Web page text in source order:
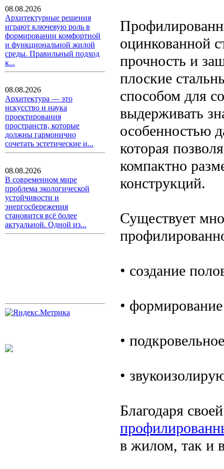
08.08.2026
Архитектурные решения
играют ключевую роль в
формировании комфортной
и функциональной жилой
среды. Правильный подход
к...
08.08.2026
Архитектура — это
искусство и наука
проектирования
пространств, которые
должны гармонично
сочетать эстетические и...
08.08.2026
В современном мире
проблема экологической
устойчивости и
энергосбережения
становится всё более
актуальной. Одной из...
оцинкованной
прочность и
плоские
способом для
выдерживать
особенностью
которая
компактно
конструкций.
Существует
• создание
•
•
•
Благодаря
в жилом, так и